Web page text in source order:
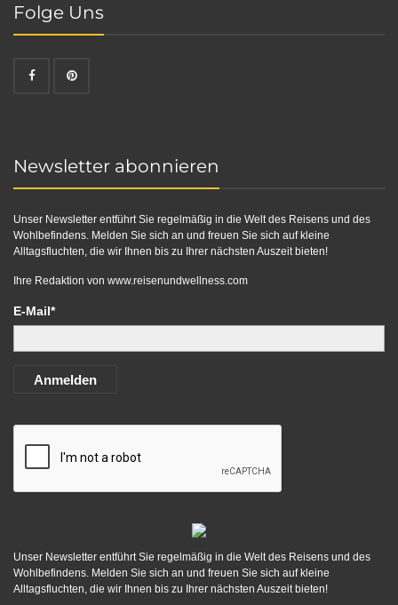
Folge Uns
Newsletter abonnieren
Unser Newsletter entführt Sie regelmäßig in die Welt des Reisens und des
Wohlbefindens. Melden Sie sich an und freuen Sie sich auf kleine
Alltagsfluchten, die wir Ihnen bis zu Ihrer nächsten Auszeit bieten!
Ihre Redaktion von www.reisenundwellness.com
E-Mail*
Anmelden
Unser Newsletter entführt Sie regelmäßig in die Welt des Reisens und des
Wohlbefindens. Melden Sie sich an und freuen Sie sich auf kleine
Alltagsfluchten, die wir Ihnen bis zu Ihrer nächsten Auszeit bieten!